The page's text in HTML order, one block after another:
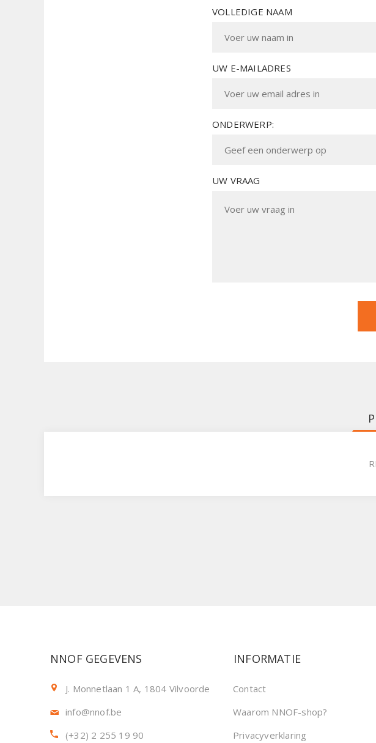
VOLLEDIGE NAAM
UW E-MAILADRES
ONDERWERP:
UW VRAAG
NNOF GEGEVENS
J. Monnetlaan 1 A, 1804 Vilvoorde
info@nnof.be
(+32) 2 255 19 90
INFORMATIE
Contact
Waarom NNOF-shop?
Privacyverklaring